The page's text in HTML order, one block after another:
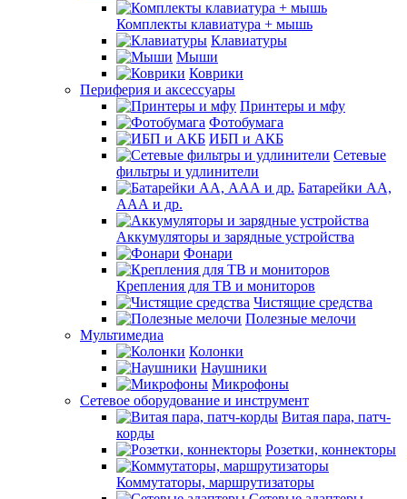
Комплекты клавиатура + мышь
Клавиатуры
Мыши
Коврики
Периферия и аксессуары
Принтеры и мфу
Фотобумага
ИБП и АКБ
Сетевые
фильтры и удлинители
Батарейки АА,
ААА и др.
Аккумуляторы и зарядные устройства
Фонари
Крепления для ТВ и мониторов
Чистящие средства
Полезные мелочи
Мультимедиа
Колонки
Наушники
Микрофоны
Сетевое оборудование и инструмент
Витая пара, патч-
корды
Розетки, коннекторы
Коммутаторы, маршрутизаторы